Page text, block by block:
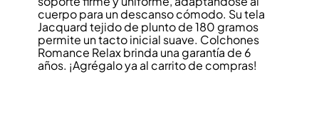
cuerpo para un descanso cómodo. Su tela
Jacquard tejido de plunto de 180 gramos
permite un tacto inicial suave. Colchones
Romance Relax brinda una garantía de 6
años. ¡Agrégalo ya al carrito de compras!